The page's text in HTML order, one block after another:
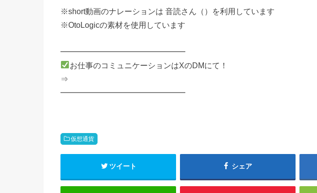
※short動画のナレーションは 音読さん（）を利用しています
※OtoLogicの素材を使用しています
━━━━━━━━━━━━━━━━
お仕事のコミュニケーションはXのDMにて！
⇒
━━━━━━━━━━━━━━━━
仮想通貨
ツイート シェア